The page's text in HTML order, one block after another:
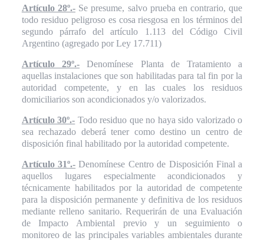
Artículo 28º.-Se presume, salvo prueba en contrario, que
todo residuo peligroso es cosa riesgosa en los términos del
segundo párrafo del artículo 1.113 del Código Civil
Argentino (agregado por Ley 17.711)
Artículo 29º.- Denomínese Planta de Tratamiento a
aquellas instalaciones que son habilitadas para tal fin por la
autoridad competente, y en las cuales los residuos
domiciliarios son acondicionados y/o valorizados.
Artículo 30º.- Todo residuo que no haya sido valorizado o
sea rechazado deberá tener como destino un centro de
disposición final habilitado por la autoridad competente.
Artículo 31º.- Denomínese Centro de Disposición Final a
aquellos lugares especialmente acondicionados y
técnicamente habilitados por la autoridad de competente
para la disposición permanente y definitiva de los residuos
mediante relleno sanitario. Requerirán de una Evaluación
de Impacto Ambiental previo y un seguimiento o
monitoreo de las principales variables ambientales durante